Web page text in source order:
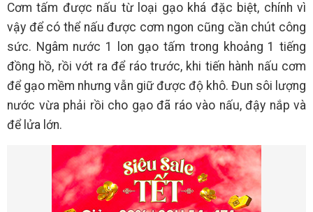
Cơm tấm được nấu từ loại gạo khá đặc biệt, chính vì
vậy để có thể nấu được cơm ngon cũng cần chút công
sức. Ngâm nước 1 lon gạo tấm trong khoảng 1 tiếng
đồng hồ, rồi vớt ra để ráo trước, khi tiến hành nấu cơm
để gạo mềm nhưng vẫn giữ được độ khô. Đun sôi lượng
nước vừa phải rồi cho gạo đã ráo vào nấu, đậy nắp và
để lửa lớn.